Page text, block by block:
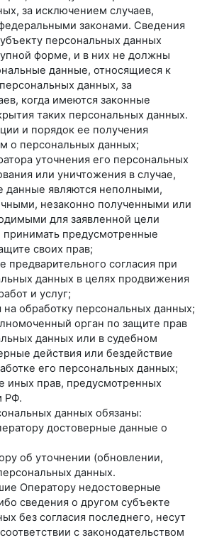
за исключением случаев,
законами. Сведения
персональных данных
форме, и в них не должны
данные, относящиеся к
данных, за
когда имеются законные
таких персональных данных.
и порядок ее получения
о персональных данных;
уточнения его персональных
или уничтожения в случае,
данные являются неполными,
незаконно полученными или
для заявленной цели
принимать предусмотренные
своих прав;
предварительного согласия при
данных в целях продвижения
и услуг;
на обработку персональных данных;
орган по защите прав
данных или в судебном
действия или бездействие
его персональных данных;
иных прав, предусмотренных
РФ.
данных обязаны:
достоверные данные о
об уточнении (обновлении,
данных.
Оператору недостоверные
сведения о другом субъекте
без согласия последнего, несут
с законодательством